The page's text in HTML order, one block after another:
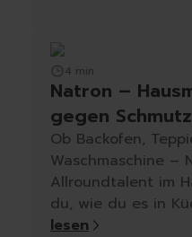
4 min
Natron –
gegen
Ob Backofen,
Waschmaschine –
Allroundtalent im
du, wie du es in
hinaus richtig
lesen